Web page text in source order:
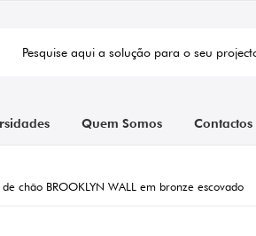
Quem Somos Contactos
de chão BROOKLYN WALL em bronze escovado